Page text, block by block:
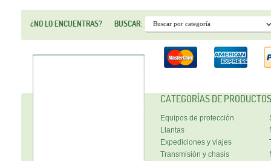
¿NO LO ENCUENTRAS? BUSCAR:
CATEGORÍAS DE PRODUCTOS
Equipos de protección
Llantas
Expediciones y viajes
Transmisión y chasis